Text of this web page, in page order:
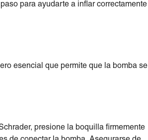
para ayudarte a inflar correctamente
esencial que permite que la bomba se
presione la boquilla firmemente